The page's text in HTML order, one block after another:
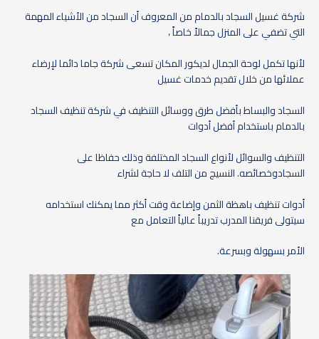
شركة غسيل السجاد بالدمام من المعروف أن السجاد من الأشياء المهمة
التي تضفي على المنزل جمالاً خاصاً ،
لأنها تكمل لوحة الجمال لديكور المكان تسعى شركة جاما دائما لإرضاء
عملائها من خلال تقديم خدمات غسيل
السجاد والبساط بأفضل طرق ووسائل التنظيف في شركة تنظيف السجاد
بالدمام باستخدام أفضل أدوات
التنظيف والسوائل لأنواع السجاد المختلفة وذلك حفاظا على
السجادوخصائصه. النسيج من التلف لا حاجة لشراء
أدوات تنظيف باهظة الثمن وإضاعة وقت أكثر مما يمكنك استخدامه
سيتولى فريقنا المدرب تدريباً عالياً التعامل مع
الأمر بسهولة وبسرعة.